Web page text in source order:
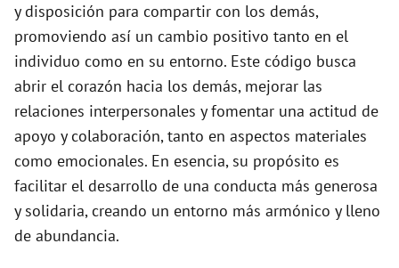
o
y disposición para compartir con los demás,
promoviendo así un cambio positivo tanto en el
individuo como en su entorno. Este código busca
abrir el corazón hacia los demás, mejorar las
relaciones interpersonales y fomentar una actitud de
apoyo y colaboración, tanto en aspectos materiales
como emocionales. En esencia, su propósito es
facilitar el desarrollo de una conducta más generosa
y solidaria, creando un entorno más armónico y lleno
de abundancia.